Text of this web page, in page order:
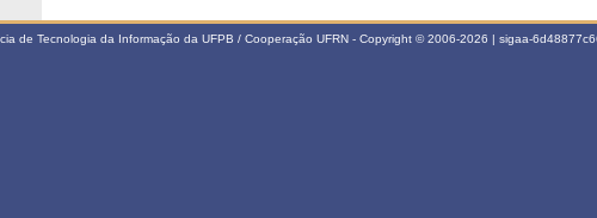
de Tecnologia da Informação da UFPB / Cooperação UFRN - Copyright © 2006-2026 | sigaa-